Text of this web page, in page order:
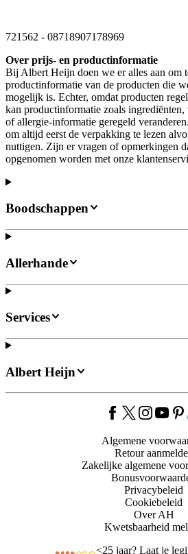
721562 - 08718907178969
Over prijs- en productinformatie
Bij Albert Heijn doen we er alles aan om
productinformatie van de producten die
mogelijk is. Echter, omdat producten
kan productinformatie zoals
of allergie-informatie geregeld
om altijd eerst de verpakking te lezen
nuttigen. Zijn er vragen of opmerkingen
opgenomen worden met onze
Boodschappen
Allerhande
Services
Albert Heijn
Algemene
Retour
Zakelijke algemene
Privacybeleid
Cookiebeleid
Over AH
Kwetsbaarheid
<25 jaar? Laat je